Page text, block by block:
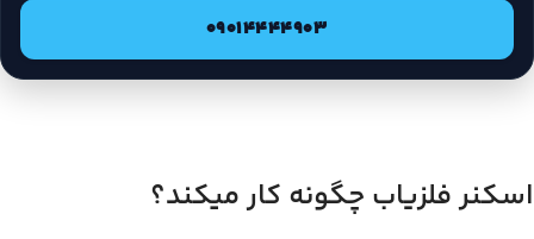
09014444903
اسکنر فلزیاب چگونه کار میکند؟